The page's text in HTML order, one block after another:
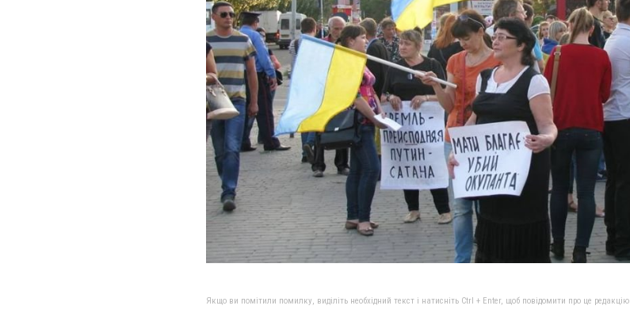
Якщо ви помітили помилку, виділіть необхідний текст і натисніть Ctrl + Enter, щоб повідомити про це редакцію